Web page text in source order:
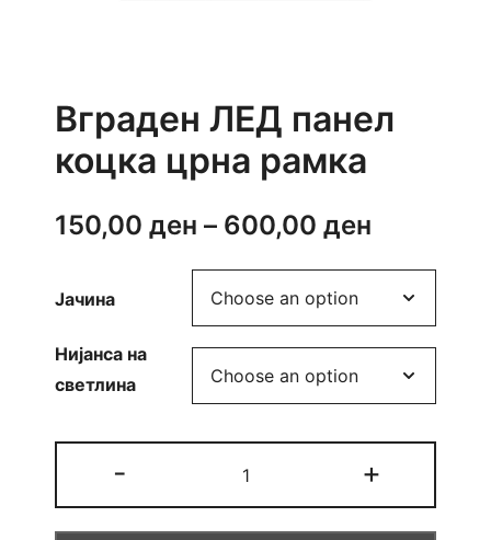
Вграден ЛЕД панел
коцка црна рамка
150,00 ден – 600,00 ден
range:
150,00
through
600,00
Јачина
Нијанса на
светлина
-
ЛЕД
панел
+